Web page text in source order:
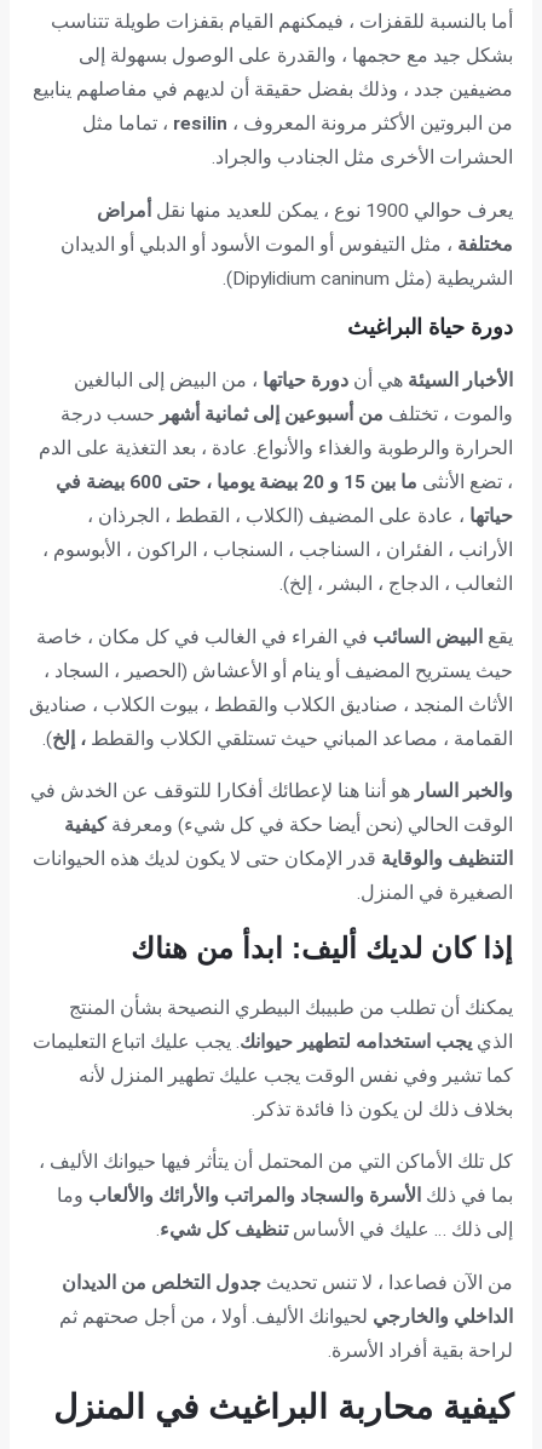
أما بالنسبة للقفزات ، فيمكنهم القيام بقفزات طويلة تتناسب
بشكل جيد مع حجمها ، والقدرة على الوصول بسهولة إلى
مضيفين جدد ، وذلك بفضل حقيقة أن لديهم في مفاصلهم ينابيع
من البروتين الأكثر مرونة المعروف ، resilin ، تماما مثل
الحشرات الأخرى مثل الجنادب والجراد.
يعرف حوالي 1900 نوع ، يمكن للعديد منها نقل
أمراض
مختلفة ، مثل التيفوس أو الموت الأسود أو الدبلي أو الديدان
الشريطية (مثل Dipylidium caninum).
دورة حياة البراغيث
الأخبار السيئة هي أن دورة حياتها ، من البيض إلى البالغين
والموت ، تختلف من أسبوعين إلى ثمانية أشهر حسب درجة
الحرارة والرطوبة والغذاء والأنواع. عادة ، بعد التغذية على الدم
، تضع الأنثى
ما بين 15 و 20 بيضة يوميا ، حتى 600 بيضة في
حياتها ، عادة على المضيف (الكلاب ، القطط ، الجرذان ،
الأرانب ، الفئران ، السناجب ، السنجاب ، الراكون ، الأبوسوم ،
الثعالب ، الدجاج ، البشر ، إلخ).
يقع البيض السائب في الفراء في الغالب في كل مكان ، خاصة
حيث يستريح المضيف أو ينام أو الأعشاش (الحصير ، السجاد ،
الأثاث المنجد ، صناديق الكلاب والقطط ، بيوت الكلاب ، صناديق
القمامة ، مصاعد المباني حيث تستلقي الكلاب والقطط ، إلخ).
والخبر السار هو أننا هنا لإعطائك أفكارا للتوقف عن الخدش في
الوقت الحالي (نحن أيضا حكة في كل شيء) ومعرفة كيفية
التنظيف والوقاية قدر الإمكان حتى لا يكون لديك هذه الحيوانات
الصغيرة في المنزل.
إذا كان لديك أليف: ابدأ من هناك
يمكنك أن تطلب من طبيبك البيطري النصيحة بشأن المنتج
الذي يجب استخدامه لتطهير حيوانك . يجب عليك اتباع التعليمات
كما تشير وفي نفس الوقت يجب عليك تطهير المنزل لأنه
بخلاف ذلك لن يكون ذا فائدة تذكر.
كل تلك الأماكن التي من المحتمل أن يتأثر فيها حيوانك الأليف ،
بما في ذلك الأسرة والسجاد والمراتب والأرائك والألعاب وما
إلى ذلك … عليك في الأساستنظيف كل شيء.
من الآن فصاعدا ، لا تنس تحديث جدول التخلص من الديدان
الداخلي والخارجي لحيوانك الأليف. أولا ، من أجل صحتهم ثم
لراحة بقية أفراد الأسرة.
كيفية محاربة البراغيث في المنزل